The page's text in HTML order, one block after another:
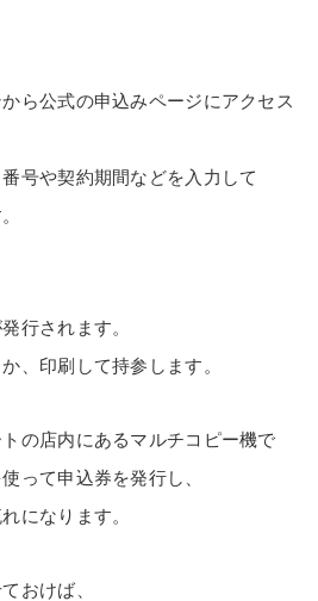
ら公式の申込みページにアクセス
号や契約期間などを入力して
行されます。
、印刷して持参します。
の店内にあるマルチコピー機で
って申込券を発行し、
になります。
おけば、